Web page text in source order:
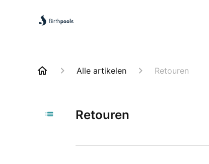
Alle artikelen Retouren
Retouren